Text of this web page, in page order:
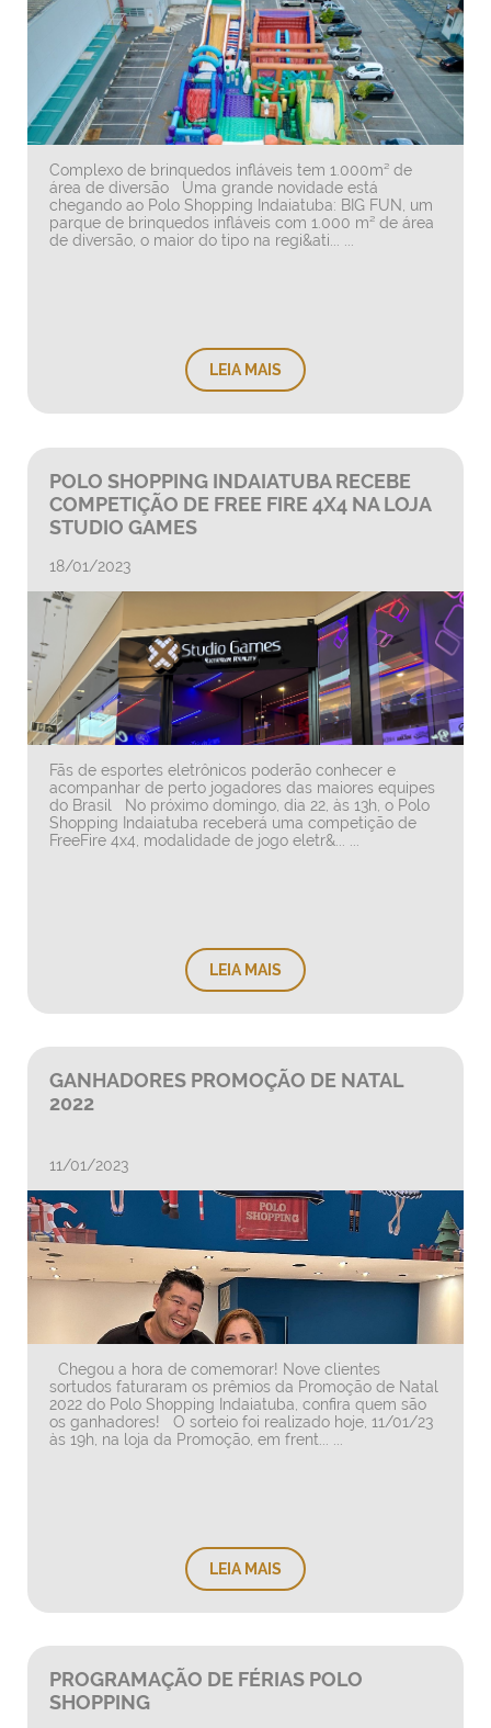
Complexo de brinquedos infláveis tem 1.000m² de
área de diversão Uma grande novidade está
chegando ao Polo Shopping Indaiatuba: BIG FUN, um
parque de brinquedos infláveis com 1.000 m² de área
de diversão, o maior do tipo na regi&ati... ...
LEIA MAIS
POLO SHOPPING INDAIATUBA RECEBE
COMPETIÇÃO DE FREE FIRE 4X4 NA LOJA
STUDIO GAMES
18/01/2023
Fãs de esportes eletrônicos poderão conhecer e
acompanhar de perto jogadores das maiores equipes
do Brasil No próximo domingo, dia 22, às 13h, o Polo
Shopping Indaiatuba receberá uma competição de
FreeFire 4x4, modalidade de jogo eletr&... ...
LEIA MAIS
GANHADORES PROMOÇÃO DE NATAL
2022
11/01/2023
Chegou a hora de comemorar! Nove clientes
sortudos faturaram os prêmios da Promoção de Natal
2022 do Polo Shopping Indaiatuba, confira quem são
os ganhadores! O sorteio foi realizado hoje, 11/01/23
às 19h, na loja da Promoção, em frent... ...
LEIA MAIS
PROGRAMAÇÃO DE FÉRIAS POLO
SHOPPING